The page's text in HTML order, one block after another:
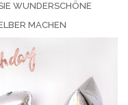
WUNDERSCHÖNE
MACHEN